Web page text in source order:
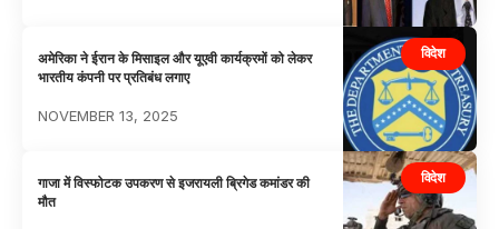
विदेश
अमेरिका ने ईरान के मिसाइल और यूएवी कार्यक्रमों को लेकर
भारतीय कंपनी पर प्रतिबंध लगाए
NOVEMBER 13, 2025
विदेश
गाजा में विस्फोटक उपकरण से इजरायली ब्रिगेड कमांडर की
मौत